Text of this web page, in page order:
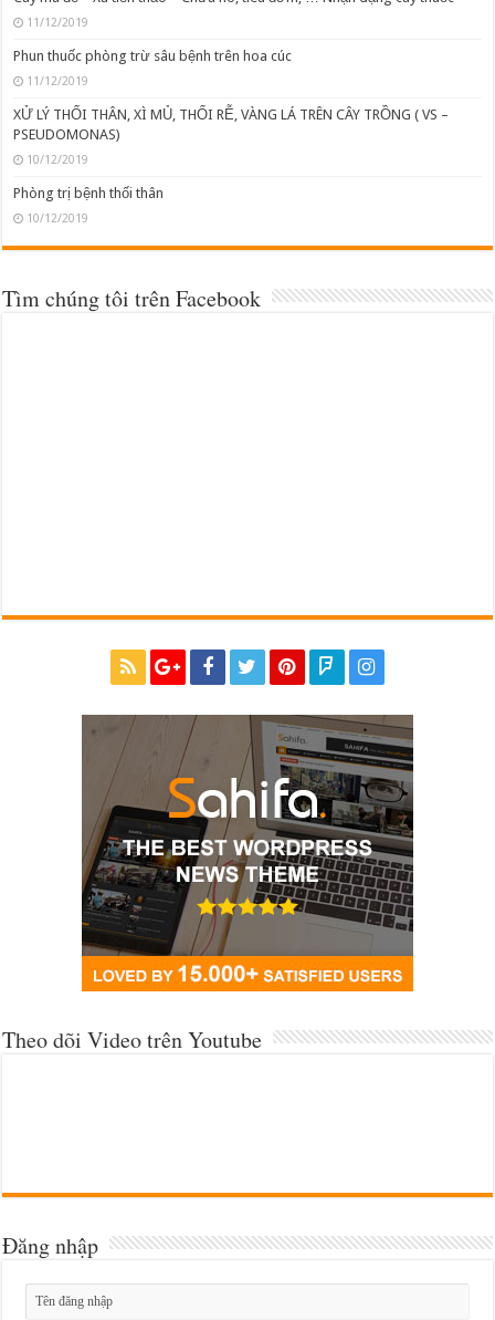
11/12/2019
Phun thuốc phòng trừ sâu bệnh trên hoa cúc
11/12/2019
XỬ LÝ THỐI THÂN, XÌ MỦ, THỐI RỄ, VÀNG LÁ TRÊN CÂY TRỒNG ( VS –
PSEUDOMONAS)
10/12/2019
Phòng trị bệnh thối thân
10/12/2019
Tìm chúng tôi trên Facebook
Theo dõi Video trên Youtube
Đăng nhập